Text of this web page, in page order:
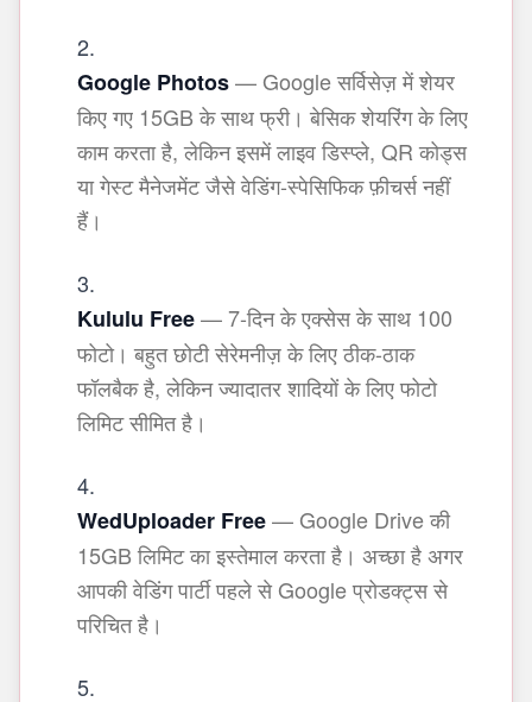
Google Photos— Google सर्विसेज़ में शेयर
किए गए 15GB के साथ फ्री। बेसिक शेयरिंग के लिए
काम करता है, लेकिन इसमें लाइव डिस्प्ले, QR कोड्स
या गेस्ट मैनेजमेंट जैसे वेडिंग-स्पेसिफिक फ़ीचर्स नहीं
हैं।
Kululu Free— 7-दिन के एक्सेस के साथ 100
फोटो। बहुत छोटी सेरेमनीज़ के लिए ठीक-ठाक
फॉलबैक है, लेकिन ज्यादातर शादियों के लिए फोटो
लिमिट सीमित है।
WedUploader Free— Google Drive की
15GB लिमिट का इस्तेमाल करता है। अच्छा है अगर
आपकी वेडिंग पार्टी पहले से Google प्रोडक्ट्स से
परिचित है।